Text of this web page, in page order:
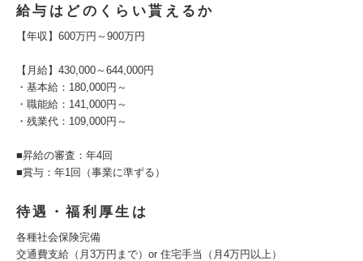
給与はどのくらい貰えるか
【年収】600万円～900万円
【月給】430,000～644,000円
・基本給：180,000円～
・職能給：141,000円～
・残業代：109,000円～
■昇給の審査：年4回
■賞与：年1回（事業に準ずる）
待遇・福利厚生は
各種社会保険完備
交通費支給（月3万円まで）or 住宅手当（月4万円以上）